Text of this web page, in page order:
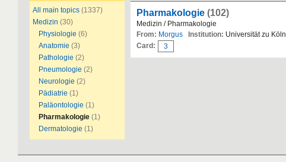
All main topics (1337)
Medizin (30)
Physiologie (6)
Anatomie (3)
Pathologie (2)
Pneumologie (2)
Neurologie (2)
Pädiatrie (1)
Paläontologie (1)
Pharmakologie (1)
Dermatologie (1)
Pharmakologie (102)
Medizin / Pharmakologie
From: Morgus Institution: Universität zu Köln
Card:
3